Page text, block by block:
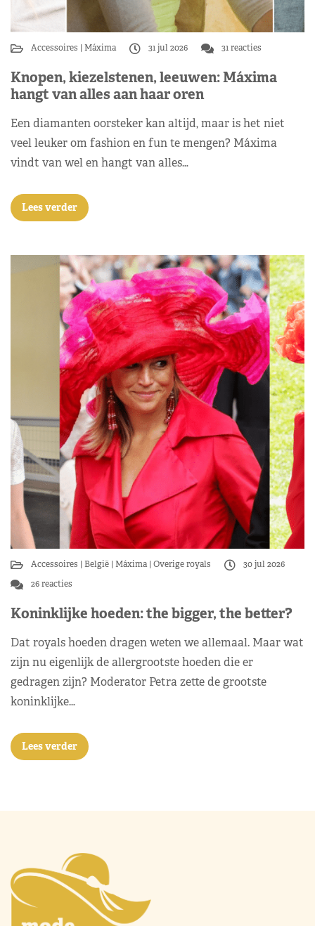
Accessoires Máxima 31 jul 2026 31 reacties
Knopen, kiezelstenen, leeuwen: Máxima
hangt van alles aan haar oren
Een diamanten oorsteker kan altijd, maar is het niet
veel leuker om fashion en fun te mengen? Máxima
vindt van wel en hangt van alles…
Lees verder
Accessoires België Máxima Overige royals
30 jul 2026
26 reacties
Koninklijke hoeden: the bigger, the better?
Dat royals hoeden dragen weten we allemaal. Maar wat
zijn nu eigenlijk de allergrootste hoeden die er
gedragen zijn? Moderator Petra zette de grootste
koninklijke…
Lees verder